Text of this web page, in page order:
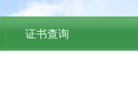
证书查询